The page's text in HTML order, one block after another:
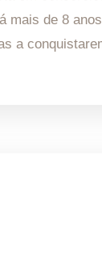
mais de 8
a